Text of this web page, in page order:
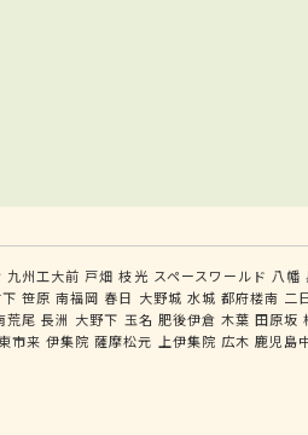
九州工大前 戸畑 枝光 スペースワールド 八幡
笹原 南福岡 春日 大野城 水城 都府楼南 二
荒尾 長洲 大野下 玉名 肥後伊倉 木葉 田原坂
東市来 伊集院 薩摩松元 上伊集院 広木 鹿児島